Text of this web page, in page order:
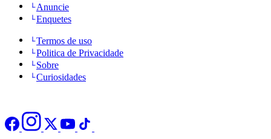
Anuncie
Enquetes
Termos de uso
Politica de Privacidade
Sobre
Curiosidades